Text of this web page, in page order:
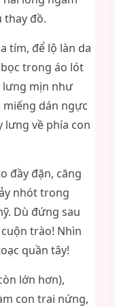
thay đồ.
tím, để lộ làn da
trong áo lót
lưng mịn như
miếng dán ngực
lưng về phía con
đầy đặn, căng
nhót trong
Dù đứng sau
trào! Nhìn
quần tây!
lớn hơn),
con trai nứng,